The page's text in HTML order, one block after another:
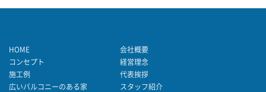
HOME
コンセプト
施工例
広いバルコニーのある家
会社概要
経営理念
代表挨拶
スタッフ紹介